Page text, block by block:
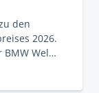
den
2026.
BMW Wel…